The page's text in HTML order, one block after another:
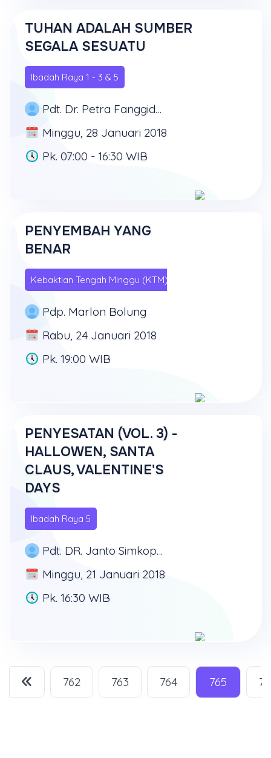
TUHAN ADALAH SUMBER
SEGALA SESUATU
Ibadah Raya 1 - 3 & 5
Pdt. Dr. Petra Fanggidae, M.Th
Minggu, 28 Januari 2018
Pk. 07:00 - 16:30 WIB
PENYEMBAH YANG
BENAR
Kebaktian Tengah Minggu (KTM)
Pdp. Marlon Bolung
Rabu, 24 Januari 2018
Pk. 19:00 WIB
PENYESATAN (VOL. 3) -
HALLOWEN, SANTA
CLAUS, VALENTINE'S
DAYS
Ibadah Raya 5
Pdt. DR. Janto Simkoputera, MD, PhD
Minggu, 21 Januari 2018
Pk. 16:30 WIB
762 763 764 765